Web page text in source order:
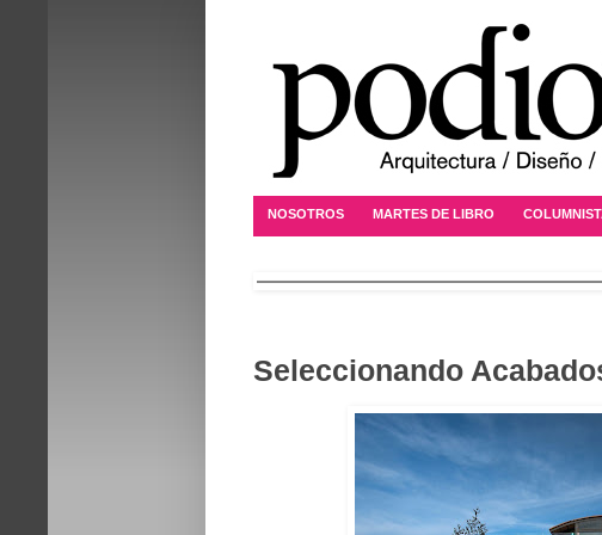
NOSOTROS MARTES DE LIBRO
Seleccionando